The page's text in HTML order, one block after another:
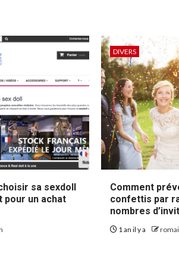
sa sexdoll
pour un achat
DIVERS
Comment
confettis par
nombres
1 an il y a